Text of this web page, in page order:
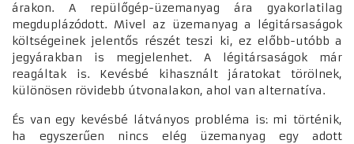
árakon. A repülőgép-üzemanyag ára gyakorlatilag
megduplázódott. Mivel az üzemanyag a légitársaságok
költségeinek jelentős részét teszi ki, ez előbb-utóbb a
jegyárakban is megjelenhet. A légitársaságok már
reagáltak is. Kevésbé kihasznált járatokat törölnek,
különösen rövidebb útvonalakon, ahol van alternatíva.
És van egy kevésbé látványos probléma is: mi történik,
ha egyszerűen nincs elég üzemanyag egy adott